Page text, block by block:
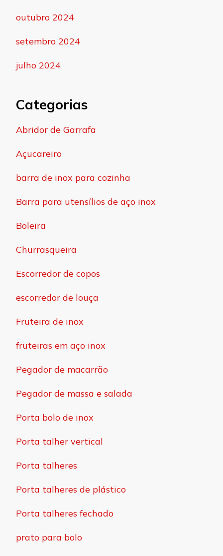
outubro 2024
setembro 2024
julho 2024
Categorias
Abridor de Garrafa
Açucareiro
barra de inox para cozinha
Barra para utensílios de aço inox
Boleira
Churrasqueira
Escorredor de copos
escorredor de louça
Fruteira de inox
fruteiras em aço inox
Pegador de macarrão
Pegador de massa e salada
Porta bolo de inox
Porta talher vertical
Porta talheres
Porta talheres de plástico
Porta talheres fechado
prato para bolo